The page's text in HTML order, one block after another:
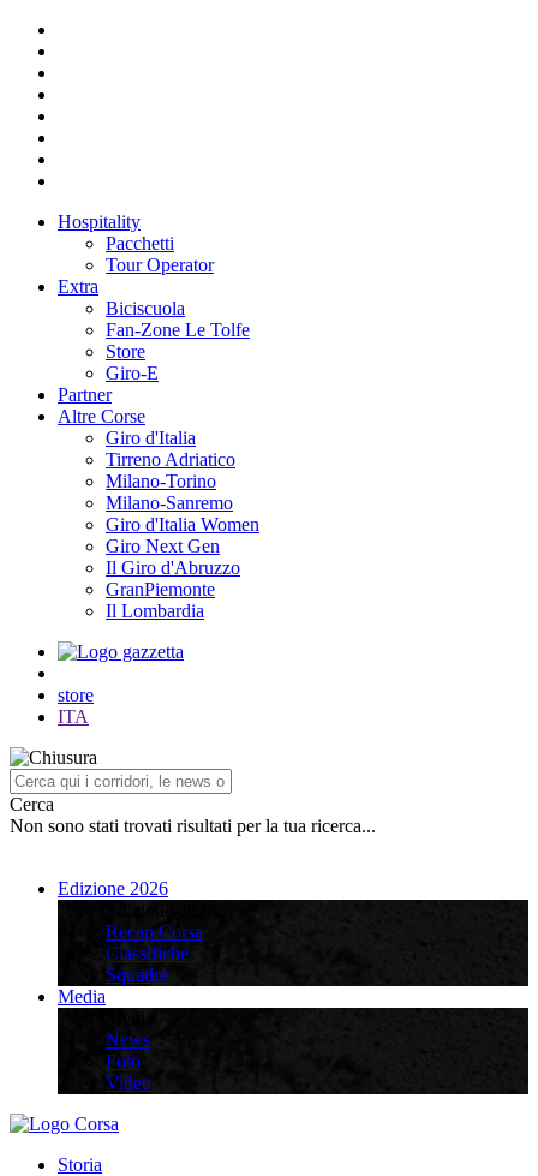
Hospitality
Pacchetti
Tour Operator
Extra
Biciscuola
Fan-Zone Le Tolfe
Store
Giro-E
Partner
Altre Corse
Giro d'Italia
Tirreno Adriatico
Milano-Torino
Milano-Sanremo
Giro d'Italia Women
Giro Next Gen
Il Giro d'Abruzzo
GranPiemonte
Il Lombardia
store
ITA
Cerca
Non sono stati trovati risultati per la tua ricerca...
Edizione 2026
Recap Corsa
Classifiche
Squadre
Media
News
Foto
Video
Storia